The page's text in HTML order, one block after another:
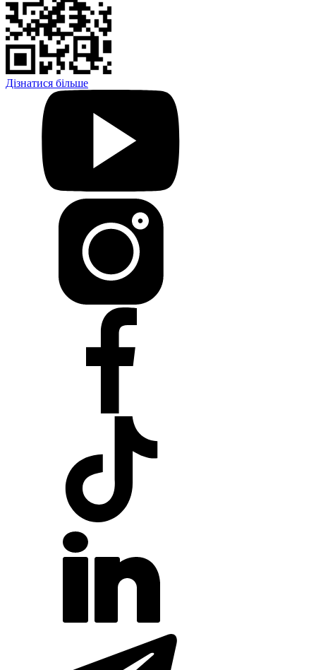
Дізнатися більше